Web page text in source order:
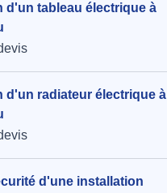
d'un tableau électrique à
d'un radiateur électrique à
d'une installation